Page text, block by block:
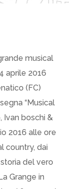
musical
aprile 2016
(FC)
“Musical
Ivan boschi &
2016 alle ore
country, dai
del vero
Grange in